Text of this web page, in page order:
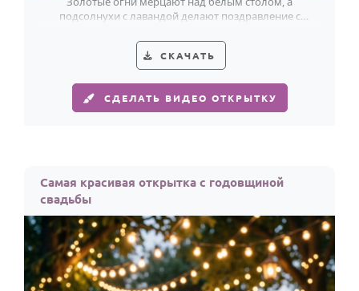
подсолнухи с лавандой делают поздравление с
СКАЧАТЬ
СДЕЛАТЬ ВИДЕО ОТКРЫТКУ
Самая красивая открытка с годовщиной
свадьбы